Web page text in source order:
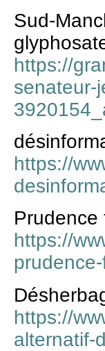
Sud-
https://
senateur-
https://
Prudence
https://
https://
alternatif-